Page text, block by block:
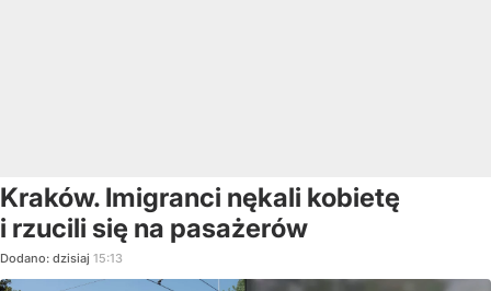
Kraków. Imigranci nękali kobietę
i rzucili się na pasażerów
Dodano: dzisiaj 15:13